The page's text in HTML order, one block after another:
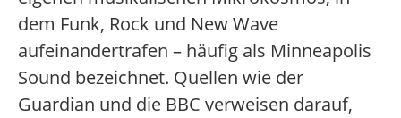
dem Funk, Rock und New Wave
aufeinandertrafen – häufig als Minneapolis
Sound bezeichnet. Quellen wie der
Guardian und die BBC verweisen darauf,